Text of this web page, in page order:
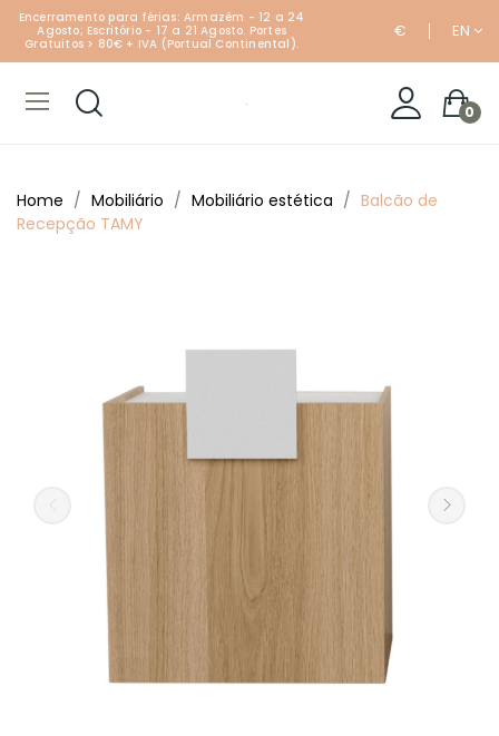
Encerramento para férias: Armazém - 12 a 24
Agosto; Escritório - 17 a 21 Agosto. Portes
Gratuitos > 80€ + IVA (Portual Continental).
€ EN
0
Home Mobiliário Mobiliário estética
Balcão de
Recepção TAMY